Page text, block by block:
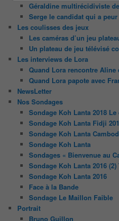
Géraldine multirécidiviste
Serge le candidat qui a
Les coulisses des jeux
Les caméras d’un jeu
Un plateau de jeu télévisé
Les interviews de Lora
Quand Lora rencontre
Quand Lora papote avec
NewsLetter
Nos Sondages
Sondage Koh Lanta 2018
Sondage Koh Lanta Fidji
Sondage Koh Lanta
Sondage Koh Lanta
Sondages « Bienvenue au
Sondage Koh Lanta 2016
Sondage Koh Lanta 2016
Face à la Bande
Sondage Le Maillon Faible
Portrait
Bruno Guillon